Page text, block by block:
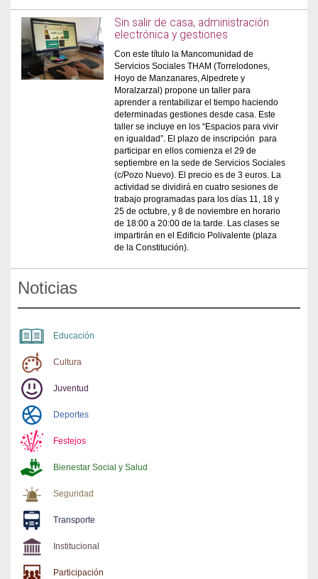
Sin salir de casa, administración
electrónica y gestiones
Con este título la Mancomunidad de
Servicios Sociales THAM (Torrelodones,
Hoyo de Manzanares, Alpedrete y
Moralzarzal) propone un taller para
aprender a rentabilizar el tiempo haciendo
determinadas gestiones desde casa. Este
taller se incluye en los “Espacios para vivir
en igualdad”. El plazo de inscripción para
participar en ellos comienza el 29 de
septiembre en la sede de Servicios Sociales
(c/Pozo Nuevo). El precio es de 3 euros. La
actividad se dividirá en cuatro sesiones de
trabajo programadas para los días 11, 18 y
25 de octubre, y 8 de noviembre en horario
de 18:00 a 20:00 de la tarde. Las clases se
impartirán en el Edificio Polivalente (plaza
de la Constitución).
Noticias
Educación
Cultura
Juventud
Deportes
Festejos
Bienestar Social y Salud
Seguridad
Transporte
Institucional
Participación